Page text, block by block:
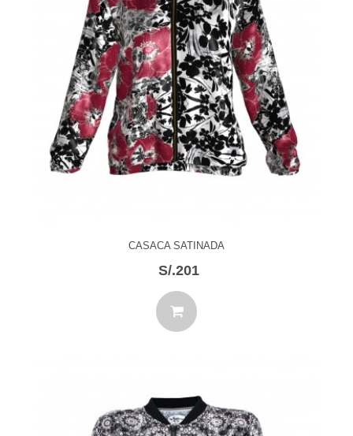
CASACA SATINADA
S/.201